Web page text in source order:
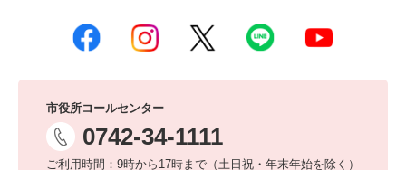
市役所コールセンター
0742-34-1111
ご利用時間：9時から17時まで（土日祝・年末年始を除く）